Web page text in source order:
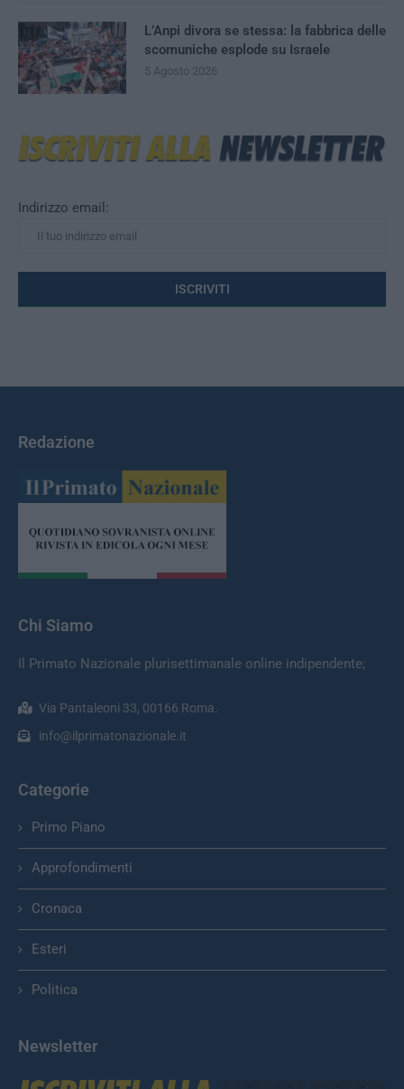
Indirizzo email:
L’Anpi divora se stessa: la fabbrica delle
scomuniche esplode su Israele
5 Agosto 2026
Redazione
Chi Siamo
Il Primato Nazionale plurisettimanale online indipendente;
Via Pantaleoni 33, 00166 Roma.
info@ilprimatonazionale.it
Categorie
Primo Piano
Approfondimenti
Cronaca
Esteri
Politica
Newsletter